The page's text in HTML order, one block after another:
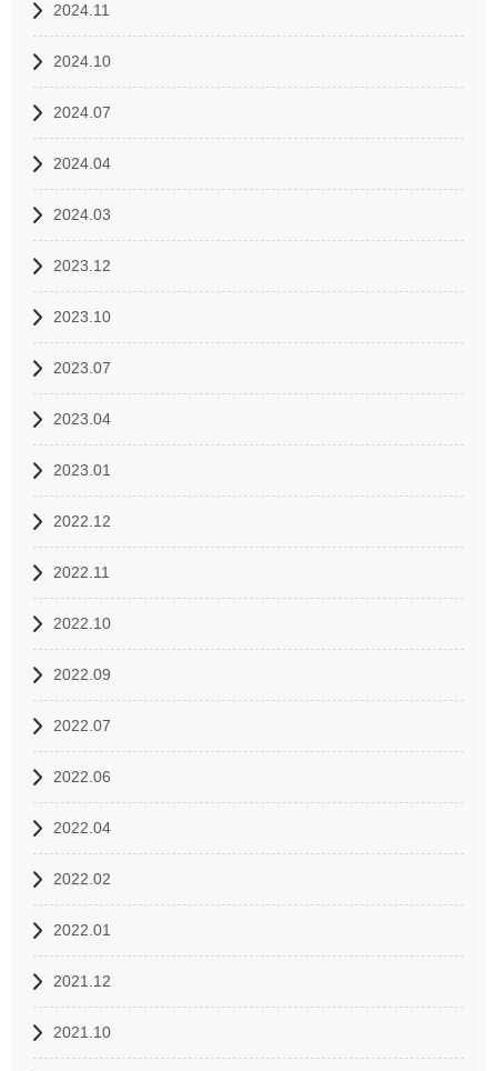
2024.11
2024.10
2024.07
2024.04
2024.03
2023.12
2023.10
2023.07
2023.04
2023.01
2022.12
2022.11
2022.10
2022.09
2022.07
2022.06
2022.04
2022.02
2022.01
2021.12
2021.10